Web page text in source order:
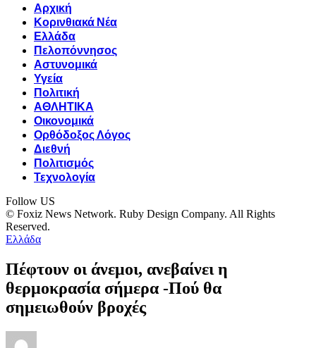
Αρχική
Κορινθιακά Νέα
Ελλάδα
Πελοπόννησος
Αστυνομικά
Υγεία
Πολιτική
ΑΘΛΗΤΙΚΑ
Οικονομικά
Ορθόδοξος Λόγος
Διεθνή
Πολιτισμός
Τεχνολογία
Follow US
© Foxiz News Network. Ruby Design Company. All Rights
Reserved.
Ελλάδα
Πέφτουν οι άνεμοι, ανεβαίνει η
θερμοκρασία σήμερα -Πού θα
σημειωθούν βρoχές